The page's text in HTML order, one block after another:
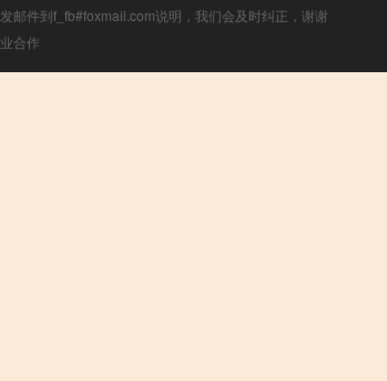
邮件到f_fb#foxmail.com说明，我们会及时纠正，谢谢
合作